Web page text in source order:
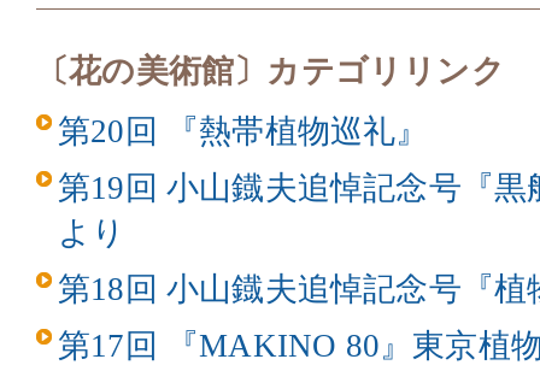
〔花の美術館〕カテゴリリンク
第20回 『熱帯植物巡礼』
第19回 小山鐡夫追悼記念号『
より
第18回 小山鐡夫追悼記念号『
第17回 『MAKINO 80』東京植